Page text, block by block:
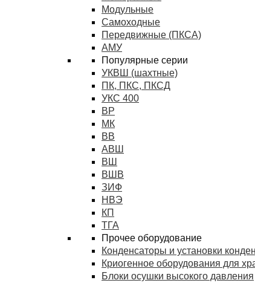
Модульные
Самоходные
Передвижные (ПКСА)
АМУ
Популярные серии
УКВШ (шахтные)
ПК, ПКС, ПКСД
УКС 400
ВР
МК
ВВ
АВШ
ВШ
ВШВ
ЗИФ
НВЭ
КП
ТГА
Прочее оборудование
Конденсаторы и установки
Криогенное оборудования для
Блоки осушки высокого давления